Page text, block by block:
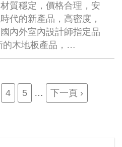
質穩定，價格合理，安
代的新產品，高密度，
內外室內設計師指定品
的木地板產品，…
Page
4 Page
5 …
Next
下一頁 ›